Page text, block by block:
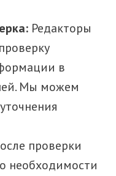
Редакторы
в
Мы можем
проверки
необходимости